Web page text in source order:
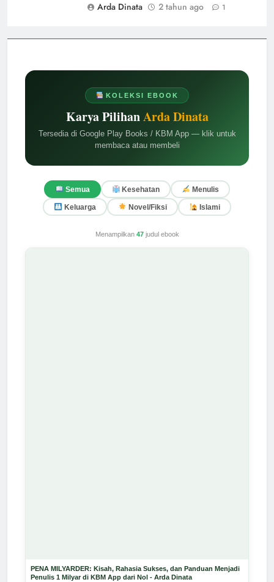
KOLEKSI EBOOK
Karya PilihanArda Dinata
Tersedia di Google Play Books / KBM App — klik untuk
membaca atau membeli
Semua Kesehatan Menulis
Keluarga Novel/Fiksi Islami
Menampilkan 47judul ebook
PENA MILYARDER: Kisah, Rahasia Sukses, dan Panduan Menjadi
Penulis 1 Milyar di KBM App dari Nol - Arda Dinata
Arda Dinata
2 tahun ago 1